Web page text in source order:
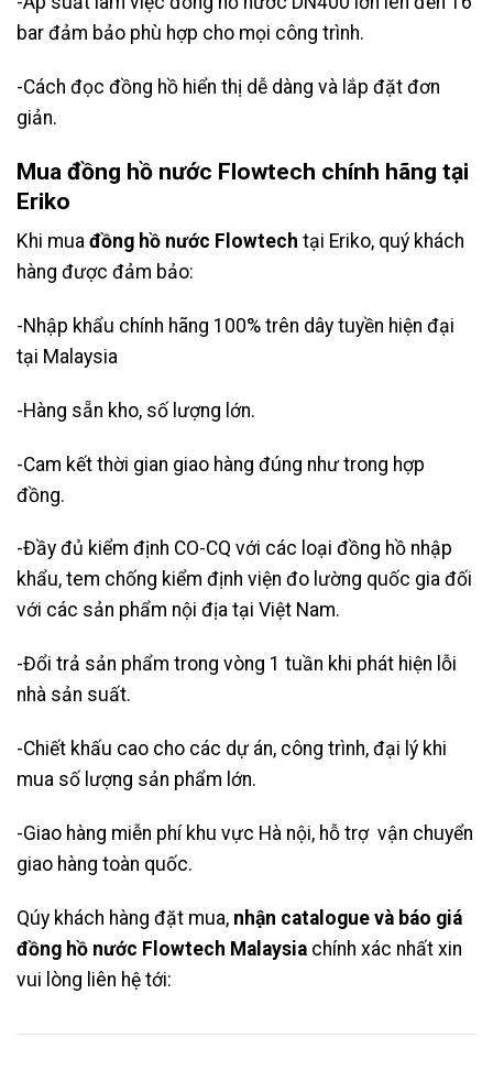
bar đảm bảo phù hợp cho mọi công trình.
-Cách đọc đồng hồ hiển thị dễ dàng và lắp đặt đơn
giản.
Mua đồng hồ nước Flowtech chính hãng tại
Eriko
Khi mua đồng hồ nước Flowtech tại Eriko, quý khách
hàng được đảm bảo:
-Nhập khẩu chính hãng 100% trên dây tuyền hiện đại
tại Malaysia
-Hàng sẵn kho, số lượng lớn.
-Cam kết thời gian giao hàng đúng như trong hợp
đồng.
-Đầy đủ kiểm định CO-CQ với các loại đồng hồ nhập
khẩu, tem chống kiểm định viện đo lường quốc gia đối
với các sản phẩm nội địa tại Việt Nam.
-Đổi trả sản phẩm trong vòng 1 tuần khi phát hiện lỗi
nhà sản suất.
-Chiết khấu cao cho các dự án, công trình, đại lý khi
mua số lượng sản phẩm lớn.
-Giao hàng miễn phí khu vực Hà nội, hỗ trợ vận chuyển
giao hàng toàn quốc.
Qúy khách hàng đặt mua, nhận catalogue và báo giá
đồng hồ nước Flowtech Malaysia chính xác nhất xin
vui lòng liên hệ tới: